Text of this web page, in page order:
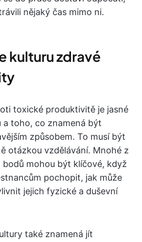
nějaký čas mimo ni.
kulturu zdravé
toxické produktivitě je jasné
a toho, co znamená být
způsobem. To musí být
otázkou vzdělávání. Mnohé z
bodů mohou být klíčové, když
pochopit, jak může
jejich fyzické a duševní
také znamená jít